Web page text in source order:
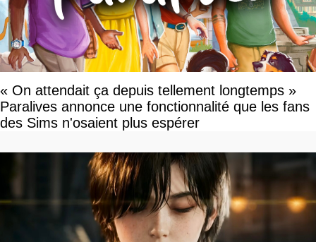
« On attendait ça depuis tellement longtemps »
Paralives annonce une fonctionnalité que les fans
des Sims n'osaient plus espérer